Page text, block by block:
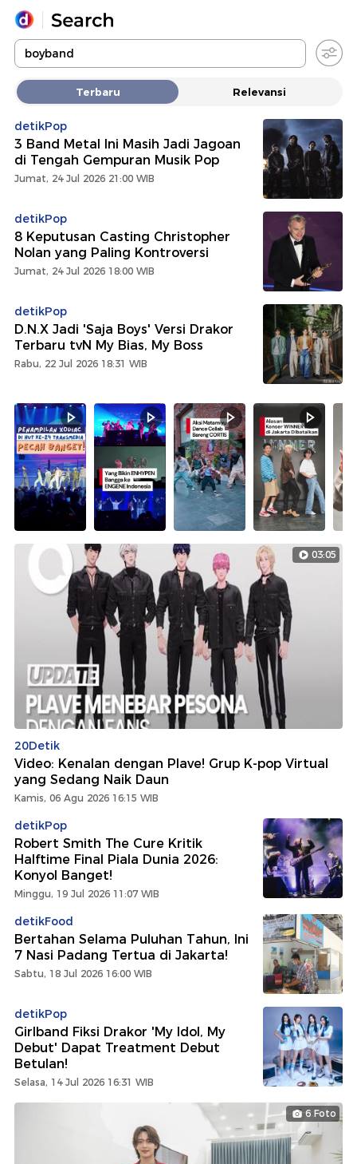
Yang sedang ramai dicari
Loading...
Promoted
Terbaru Relevansi
detikPop
3 Band Metal Ini Masih Jadi Jagoan
di Tengah Gempuran Musik Pop
Jumat, 24 Jul 2026 21:00 WIB
detikPop
8 Keputusan Casting Christopher
Nolan yang Paling Kontroversi
Jumat, 24 Jul 2026 18:00 WIB
detikPop
D.N.X Jadi 'Saja Boys' Versi Drakor
Terbaru tvN My Bias, My Boss
Rabu, 22 Jul 2026 18:31 WIB
03:05
20Detik
Video: Kenalan dengan Plave! Grup K-pop Virtual
yang Sedang Naik Daun
Kamis, 06 Agu 2026 16:15 WIB
detikPop
Robert Smith The Cure Kritik
Halftime Final Piala Dunia 2026:
Konyol Banget!
Minggu, 19 Jul 2026 11:07 WIB
detikFood
Bertahan Selama Puluhan Tahun, Ini
7 Nasi Padang Tertua di Jakarta!
Sabtu, 18 Jul 2026 16:00 WIB
detikPop
Girlband Fiksi Drakor 'My Idol, My
Debut' Dapat Treatment Debut
Betulan!
Selasa, 14 Jul 2026 16:31 WIB
6 Foto